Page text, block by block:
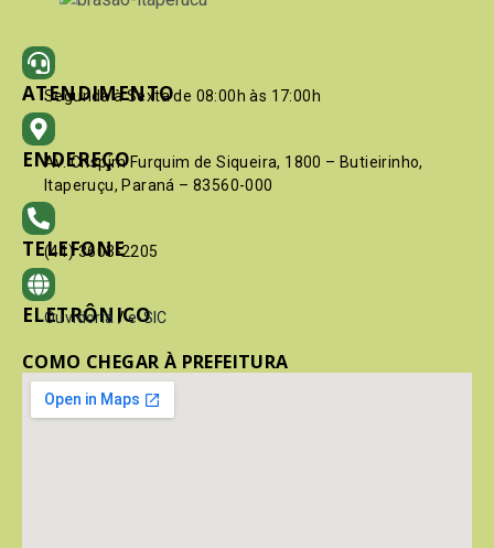
ATENDIMENTO
Segunda à Sexta de 08:00h às 17:00h
ENDEREÇO
Av. Crispim Furquim de Siqueira, 1800 – Butieirinho,
Itaperuçu, Paraná – 83560-000
TELEFONE
(41) 3603-2205
ELETRÔNICO
Ouvidoria / e-SIC
COMO CHEGAR À PREFEITURA